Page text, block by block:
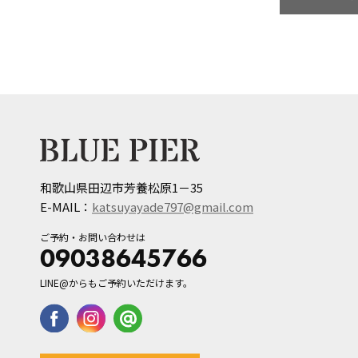
和歌山県田辺市芳養松原1－35
E-MAIL： katsuyayade797@gmail.com
ご予約・お問い合わせは
09038645766
LINE@からもご予約いただけます。